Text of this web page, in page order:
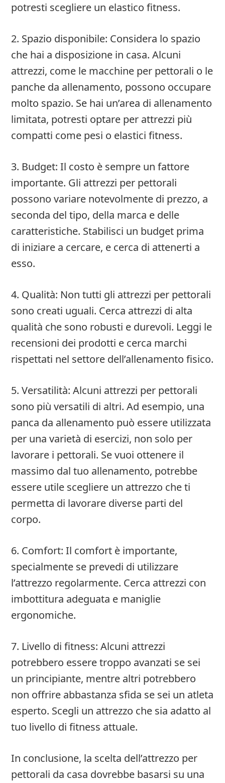
potresti scegliere un elastico fitness.
2. Spazio disponibile: Considera lo spazio
che hai a disposizione in casa. Alcuni
attrezzi, come le macchine per pettorali o le
panche da allenamento, possono occupare
molto spazio. Se hai un’area di allenamento
limitata, potresti optare per attrezzi più
compatti come pesi o elastici fitness.
3. Budget: Il costo è sempre un fattore
importante. Gli attrezzi per pettorali
possono variare notevolmente di prezzo, a
seconda del tipo, della marca e delle
caratteristiche. Stabilisci un budget prima
di iniziare a cercare, e cerca di attenerti a
esso.
4. Qualità: Non tutti gli attrezzi per pettorali
sono creati uguali. Cerca attrezzi di alta
qualità che sono robusti e durevoli. Leggi le
recensioni dei prodotti e cerca marchi
rispettati nel settore dell’allenamento fisico.
5. Versatilità: Alcuni attrezzi per pettorali
sono più versatili di altri. Ad esempio, una
panca da allenamento può essere utilizzata
per una varietà di esercizi, non solo per
lavorare i pettorali. Se vuoi ottenere il
massimo dal tuo allenamento, potrebbe
essere utile scegliere un attrezzo che ti
permetta di lavorare diverse parti del
corpo.
6. Comfort: Il comfort è importante,
specialmente se prevedi di utilizzare
l’attrezzo regolarmente. Cerca attrezzi con
imbottitura adeguata e maniglie
ergonomiche.
7. Livello di fitness: Alcuni attrezzi
potrebbero essere troppo avanzati se sei
un principiante, mentre altri potrebbero
non offrire abbastanza sfida se sei un atleta
esperto. Scegli un attrezzo che sia adatto al
tuo livello di fitness attuale.
In conclusione, la scelta dell’attrezzo per
pettorali da casa dovrebbe basarsi su una